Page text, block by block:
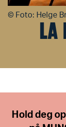
LA
© Foto: Helge
Hold deg